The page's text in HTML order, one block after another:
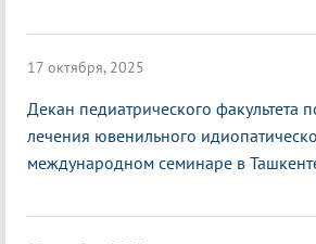
17 октября, 2025
Декан педиатрического факультета
лечения ювенильного
международном семинаре в